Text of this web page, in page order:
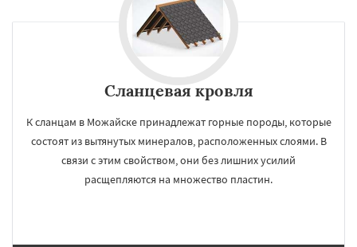
Сланцевая кровля
К сланцам в Можайске принадлежат горные породы, которые
состоят из вытянутых минералов, расположенных слоями. В
связи с этим свойством, они без лишних усилий
расщепляются на множество пластин.